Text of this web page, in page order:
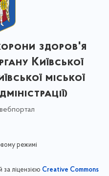
здоров'я
Київської
міської
режимі
за ліцензією Creative Commons